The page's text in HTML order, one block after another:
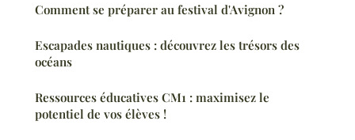
Comment se préparer au festival d'Avignon ?
Escapades nautiques : découvrez les trésors des
océans
Ressources éducatives CM1 : maximisez le
potentiel de vos élèves !